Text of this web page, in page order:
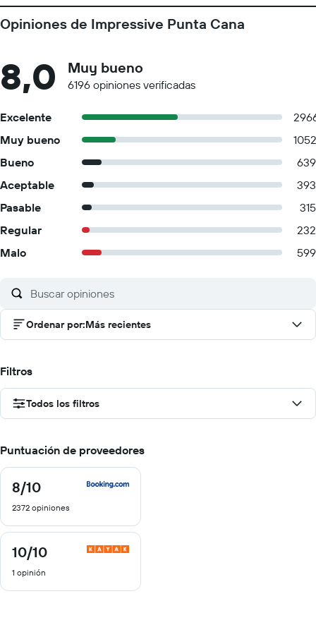
Opiniones de Impressive Punta Cana
8,0 Muy bueno
6196 opiniones verificadas
Excelente
Muy bueno
1052
Bueno
639
Aceptable
393
Pasable
315
Regular
232
Malo
599
Ordenar por:Más recientes
Filtros
Todos los filtros
Puntuación de proveedores
8/10
8
de
10
2372 opiniones
10/10
10
10
1 opinión